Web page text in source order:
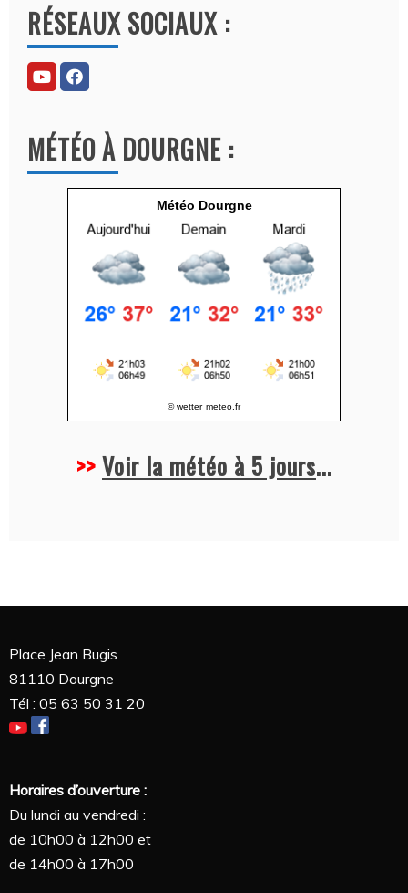
t
e
r
n
t
i
RÉSEAUX SOCIAUX :
MÉTÉO À DOURGNE :
Météo Dourgne
© wetter meteo.fr
>>Voir la météo à 5 jours...
Place Jean Bugis
81110 Dourgne
Tél : 05 63 50 31 20
Horaires d’ouverture :
Du lundi au vendredi :
de 10h00 à 12h00 et
de 14h00 à 17h00